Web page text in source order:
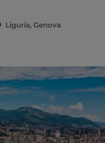
Liguria, Genova